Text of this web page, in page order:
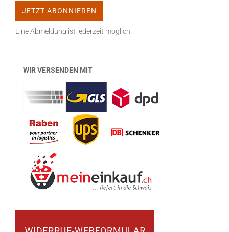
Eine Abmeldung ist jederzeit möglich.
WIR VERSENDEN MIT